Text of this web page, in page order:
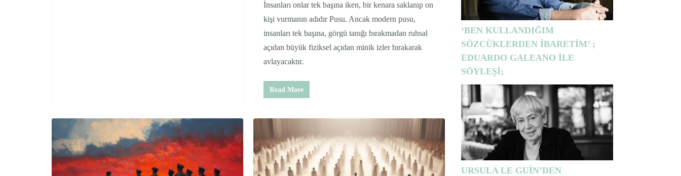
İnsanları onlar tek başına iken, bir kenara saklanıp on
kişi vurmanın adıdır Pusu. Ancak modern pusu,
insanları tek başına, görgü tanığı bırakmadan ruhsal
açıdan büyük fiziksel açıdan minik izler bırakarak
avlayacaktır.
Read More
‘BEN KULLANDIĞIM
SÖZCÜKLERDEN İBARETİM’ ;
EDUARDO GALEANO İLE
SÖYLEŞİ;
URSULA LE GUİN’DEN